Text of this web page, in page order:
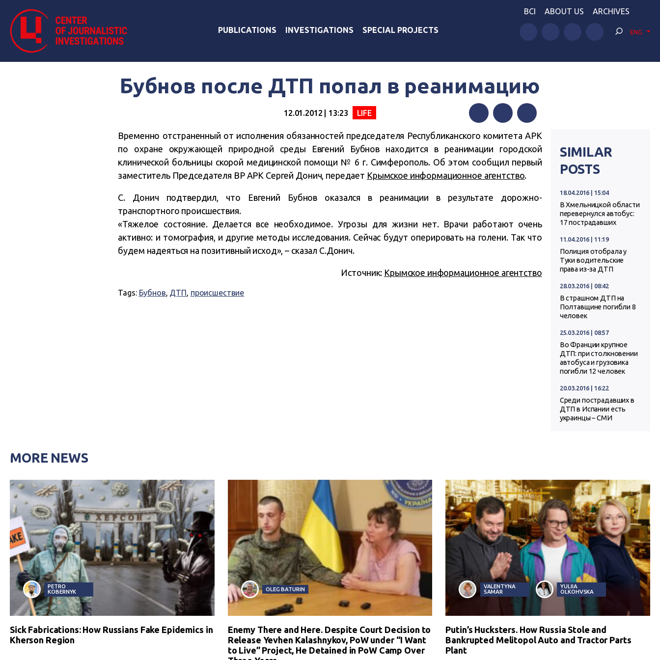
PUBLICATIONS INVESTIGATIONS SPECIAL PROJECTS
BCI ABOUT US ARCHIVES
ENG
Бубнов после ДТП попал в реанимацию
12.01.2012 | 13:23 LIFE
FacebookTwitterTelegram
Временно отстраненный от исполнения обязанностей председателя Республиканского комитета АРК
по охране окружающей природной среды Евгений Бубнов находится в реанимации городской
клинической больницы скорой медицинской помощи № 6 г. Симферополь. Об этом сообщил первый
заместитель Председателя ВР АРК Сергей Донич, передает Крымское информационное агентство.
С. Донич подтвердил, что Евгений Бубнов оказался в реанимации в результате дорожно-
транспортного происшествия.
«Тяжелое состояние. Делается все необходимое. Угрозы для жизни нет. Врачи работают очень
активно: и томография, и другие методы исследования. Сейчас будут оперировать на голени. Так что
будем надеяться на позитивный исход», – сказал С.Донич.
Источник: Крымское информационное агентство
Tags: Бубнов, ДТП, происшествие
SIMILAR
POSTS
18.04.2016 | 15:04
В Хмельницкой области
перевернулся автобус:
17 пострадавших
11.04.2016 | 11:19
Полиция отобрала у
Туки водительские
права из-за ДТП
28.03.2016 | 08:42
В страшном ДТП на
Полтавщине погибли 8
человек
25.03.2016 | 08:57
Во Франции крупное
ДТП: при столкновении
автобуса и грузовика
погибли 12 человек
20.03.2016 | 16:22
Среди пострадавших в
ДТП в Испании есть
украинцы – СМИ
MORE NEWS
PETRO
KOBERNYK
Sick Fabrications: How Russians Fake Epidemics in
Kherson Region
OLEG BATURIN
Enemy There and Here. Despite Court Decision to
Release Yevhen Kalashnykov, PoW under “I Want
to Live” Project, He Detained in PoW Camp Over
VALENTYNA
SAMAR
YULIIA
OLKOHVSKA
Putin’s Hucksters. How Russia Stole and
Bankrupted Melitopol Auto and Tractor Parts
Plant